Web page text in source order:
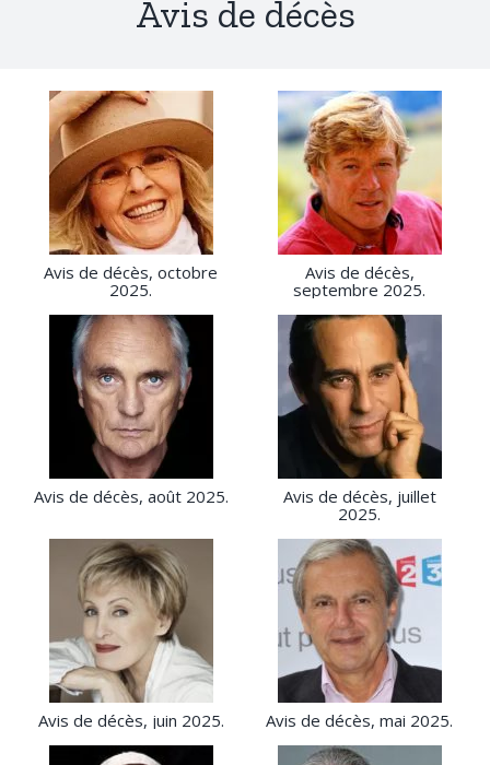
Avis de décès
Avis de décès, octobre
2025.
Avis de décès,
septembre 2025.
Avis de décès, août 2025.
Avis de décès, juillet
2025.
Avis de décès, juin 2025. Avis de décès, mai 2025.